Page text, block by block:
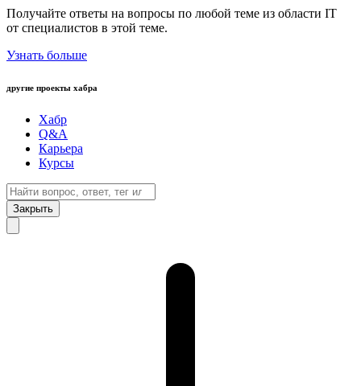
Получайте ответы на вопросы по любой теме из области IT
от специалистов в этой теме.
Узнать больше
другие проекты хабра
Хабр
Q&A
Карьера
Курсы
Закрыть